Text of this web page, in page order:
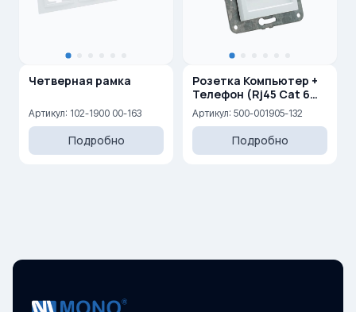
Четверная рамка
Артикул: 102-1900 00-163
Подробно
Розетка Компьютер +
Телефон (Rj45 Cat 6
+Rj45 Cat 3 )
Артикул: 500-001905-132
Подробно